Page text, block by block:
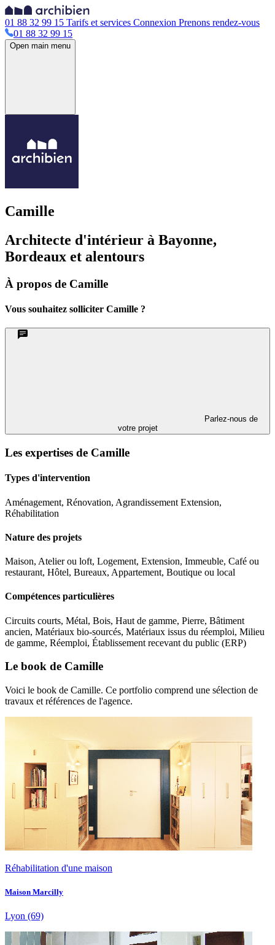
01 88 32 99 15 Tarifs et services Connexion Prenons rendez-vous
01 88 32 99 15
Open main menu
Camille
Architecte d'intérieur à Bayonne,
Bordeaux et alentours
À propos de Camille
Vous souhaitez solliciter Camille ?
Parlez-nous de
votre projet
Les expertises de Camille
Types d'intervention
Aménagement, Rénovation, Agrandissement Extension,
Réhabilitation
Nature des projets
Maison, Atelier ou loft, Logement, Extension, Immeuble, Café ou
restaurant, Hôtel, Bureaux, Appartement, Boutique ou local
Compétences particulières
Circuits courts, Métal, Bois, Haut de gamme, Pierre, Bâtiment
ancien, Matériaux bio-sourcés, Matériaux issus du réemploi, Milieu
de gamme, Réemploi, Établissement recevant du public (ERP)
Le book de Camille
Voici le book de Camille. Ce portfolio comprend une sélection de
travaux et références de l'agence.
Réhabilitation d'une maison
Maison Marcilly
Lyon (69)